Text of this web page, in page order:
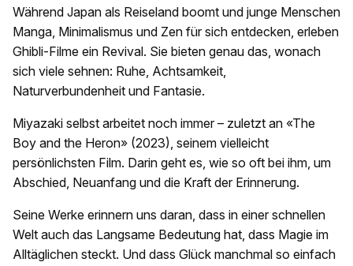
Während Japan als Reiseland boomt und junge Menschen
Manga, Minimalismus und Zen für sich entdecken, erleben
Ghibli-Filme ein Revival. Sie bieten genau das, wonach
sich viele sehnen: Ruhe, Achtsamkeit,
Naturverbundenheit und Fantasie.
Miyazaki selbst arbeitet noch immer – zuletzt an «The
Boy and the Heron» (2023), seinem vielleicht
persönlichsten Film. Darin geht es, wie so oft bei ihm, um
Abschied, Neuanfang und die Kraft der Erinnerung.
Seine Werke erinnern uns daran, dass in einer schnellen
Welt auch das Langsame Bedeutung hat, dass Magie im
Alltäglichen steckt. Und dass Glück manchmal so einfach